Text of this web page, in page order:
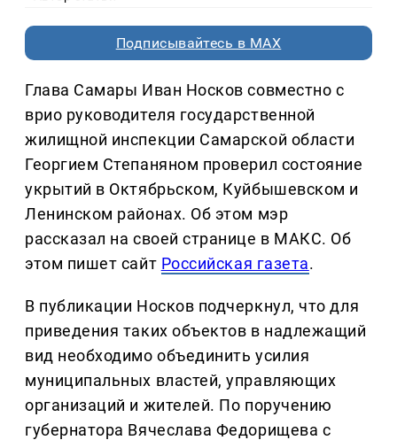
Подписывайтесь в MAX
Глава Самары Иван Носков совместно с
врио руководителя государственной
жилищной инспекции Самарской области
Георгием Степаняном проверил состояние
укрытий в Октябрьском, Куйбышевском и
Ленинском районах. Об этом мэр
рассказал на своей странице в МАКС. Об
этом пишет сайт Российская газета.
В публикации Носков подчеркнул, что для
приведения таких объектов в надлежащий
вид необходимо объединить усилия
муниципальных властей, управляющих
организаций и жителей. По поручению
губернатора Вячеслава Федорищева с